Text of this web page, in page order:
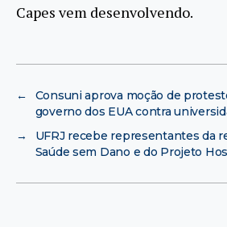
Capes vem desenvolvendo.
←
Consuni aprova moção de
governo dos EUA contra
→
UFRJ recebe representantes da
Saúde sem Dano e do Projeto